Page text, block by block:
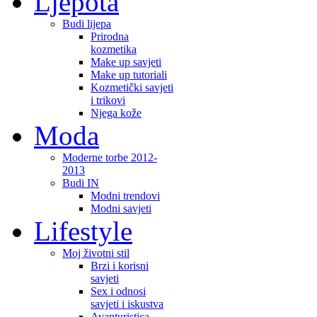
Budi lijepa
Prirodna
kozmetika
Make up savjeti
Make up tutoriali
Kozmetički savjeti
i trikovi
Njega kože
Moda
Moderne torbe 2012-
2013
Budi IN
Modni trendovi
Modni savjeti
Lifestyle
Moj životni stil
Brzi i korisni
savjeti
Sex i odnosi
savjeti i iskustva